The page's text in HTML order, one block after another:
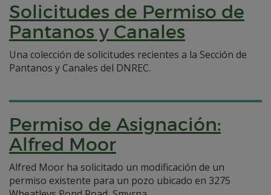
Solicitudes de Permiso de
Pantanos y Canales
Una colección de solicitudes recientes a la Sección de
Pantanos y Canales del DNREC.
Permiso de Asignación:
Alfred Moor
Alfred Moor ha solicitado un modificación de un
permiso existente para un pozo ubicado en 3275